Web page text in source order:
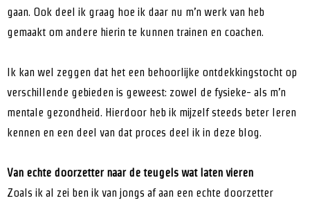
gaan. Ook deel ik graag hoe ik daar nu m’n werk van heb
gemaakt om andere hierin te kunnen trainen en coachen.
Ik kan wel zeggen dat het een behoorlijke ontdekkingstocht op
verschillende gebieden is geweest: zowel de fysieke- als m’n
mentale gezondheid. Hierdoor heb ik mijzelf steeds beter leren
kennen en een deel van dat proces deel ik in deze blog.
Van echte doorzetter naar de teugels wat laten vieren
Zoals ik al zei ben ik van jongs af aan een echte doorzetter